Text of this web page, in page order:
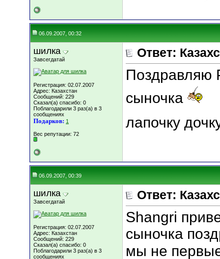
06.09.2007, 00:32
шилка
Завсегдатай
Регистрация: 02.07.2007
Адрес: Казахстан
Сообщений: 229
Сказал(а) спасибо: 0
Поблагодарили 3 раз(а) в 3
сообщениях
Подарков: 1
Вес репутации: 72
Ответ:
Поздравляю
сыночка
лапочку
06.09.2007, 00:39
шилка
Завсегдатай
Регистрация: 02.07.2007
Адрес: Казахстан
Сообщений: 229
Сказал(а) спасибо: 0
Поблагодарили 3 раз(а) в 3
сообщениях
Ответ:
Shangri
сыночка
мы не